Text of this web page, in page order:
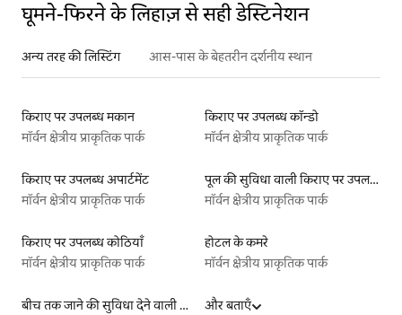
घूमने-फिरने के लिहाज़ से सही डेस्टिनेशन
अन्य तरह की लिस्टिंग आस-पास के बेहतरीन दर्शनीय स्थान
किराए पर उपलब्ध मकान
मॉर्वन क्षेत्रीय प्राकृतिक पार्क
किराए पर उपलब्ध कॉन्डो
मॉर्वन क्षेत्रीय प्राकृतिक पार्क
किराए पर उपलब्ध अपार्टमेंट
मॉर्वन क्षेत्रीय प्राकृतिक पार्क
पूल की सुविधा वाली किराए पर उपलब्ध लिस्टिंग
मॉर्वन क्षेत्रीय प्राकृतिक पार्क
किराए पर उपलब्ध कोठियाँ
मॉर्वन क्षेत्रीय प्राकृतिक पार्क
होटल के कमरे
मॉर्वन क्षेत्रीय प्राकृतिक पार्क
बीच तक जाने की सुविधा देने वाली किराये पर उपलब्ध लिस्टिंग
और बताएँ